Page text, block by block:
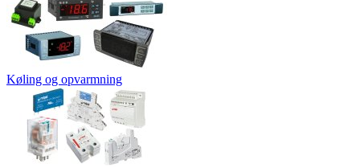
Køling og opvarmning